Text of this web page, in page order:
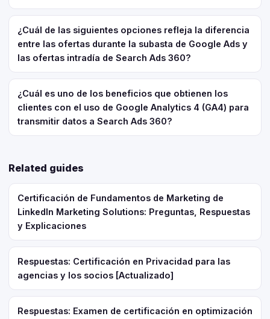
¿Cuál de las siguientes opciones refleja la diferencia
entre las ofertas durante la subasta de Google Ads y
las ofertas intradía de Search Ads 360?
¿Cuál es uno de los beneficios que obtienen los
clientes con el uso de Google Analytics 4 (GA4) para
transmitir datos a Search Ads 360?
Related guides
Certificación de Fundamentos de Marketing de
LinkedIn Marketing Solutions: Preguntas, Respuestas
y Explicaciones
Respuestas: Certificación en Privacidad para las
agencias y los socios [Actualizado]
Respuestas: Examen de certificación en optimización